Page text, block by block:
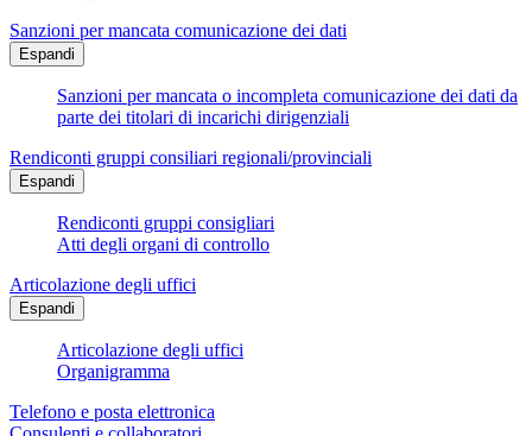
Sanzioni per mancata comunicazione dei dati
Espandi
Sanzioni per mancata o incompleta comunicazione dei dati da
parte dei titolari di incarichi dirigenziali
Rendiconti gruppi consiliari regionali/provinciali
Espandi
Rendiconti gruppi consigliari
Atti degli organi di controllo
Articolazione degli uffici
Espandi
Articolazione degli uffici
Organigramma
Telefono e posta elettronica